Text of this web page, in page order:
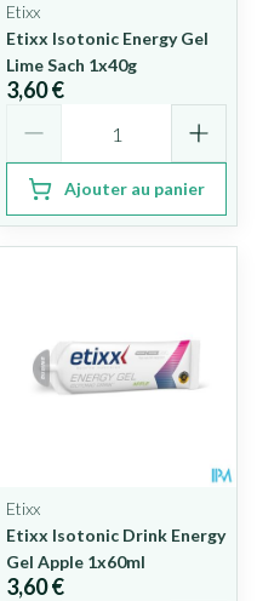
Etixx
Etixx Isotonic Energy Gel
Lime Sach 1x40g
3,60 €
Ajouter au panier
Etixx
Etixx Isotonic Drink Energy
Gel Apple 1x60ml
3,60 €